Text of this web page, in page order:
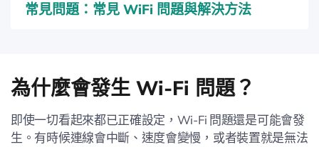
常見問題：常見 WiFi 問題與解決方法
為什麼會發生 Wi-Fi 問題？
即使一切看起來都已正確設定，Wi-Fi 問題還是可能會發
生。有時候連線會中斷、速度會變慢，或者裝置就是無法